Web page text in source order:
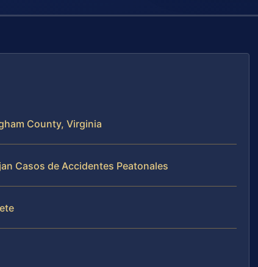
County, Virginia
Casos de Accidentes Peatonales